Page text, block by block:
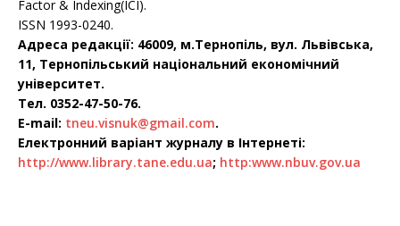
Factor & Indexing(ICI).
ІSSN 1993-0240.
Адреса редакції: 46009, м.Тернопіль, вул. Львівська,
11, Тернопільський національний економічний
університет.
Тел. 0352-47-50-76.
E-mail: tneu.visnuk@gmail.com.
Електронний варіант журналу в Інтернеті:
http://www.library.tane.edu.ua; http:www.nbuv.gov.ua